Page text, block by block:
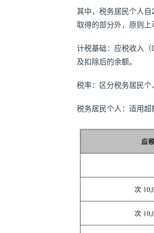
其中，税务居民个人
取得的部分外，原则上
计税基础：应税收入
及扣除后的余额。
税率：区分税务居民个
税务居民个人：适用超